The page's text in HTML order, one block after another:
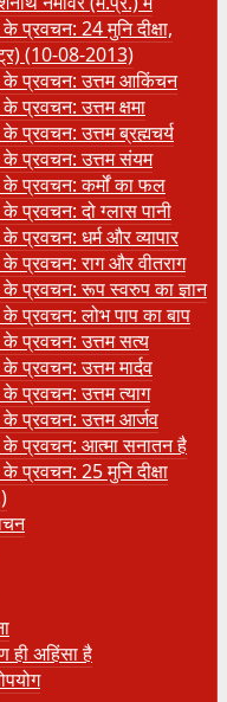
प्रवचन: 24 मुनि दीक्षा,
(10-08-2013)
के प्रवचन: उत्तम आकिंचन
प्रवचन: उत्तम क्षमा
प्रवचन: उत्तम ब्रह्मचर्य
के प्रवचन: उत्तम संयम
के प्रवचन: कर्मों का फल
प्रवचन: दो ग्लास पानी
प्रवचन: धर्म और व्यापार
के प्रवचन: राग और वीतराग
के प्रवचन: रूप स्वरुप का ज्ञान
के प्रवचन: लोभ पाप का बाप
के प्रवचन: उत्तम सत्य
प्रवचन: उत्तम मार्दव
के प्रवचन: उत्तम त्याग
के प्रवचन: उत्तम आर्जव
के प्रवचन: आत्मा सनातन है
प्रवचन: 25 मुनि दीक्षा
ही अहिंसा है